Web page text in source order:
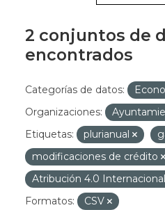
2 conjuntos de
encontrados
Categorías de datos:
Organizaciones:
Etiquetas:
plurianual
modificaciones de crédito
Atribución 4.0 Internacional
Formatos:
CSV